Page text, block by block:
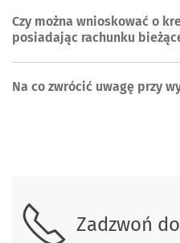
Czy można wnioskować o
posiadając rachunku
Na co zwrócić uwagę przy
Zadzwoń